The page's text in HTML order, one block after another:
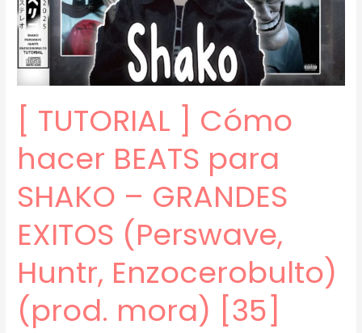
para
Clúster
y
Duki
–
5202
(prod.
mora)
[36]
[ TUTORIAL ] Cómo
hacer BEATS para
SHAKO – GRANDES
EXITOS (Perswave,
Huntr, Enzocerobulto)
(prod. mora) [35]